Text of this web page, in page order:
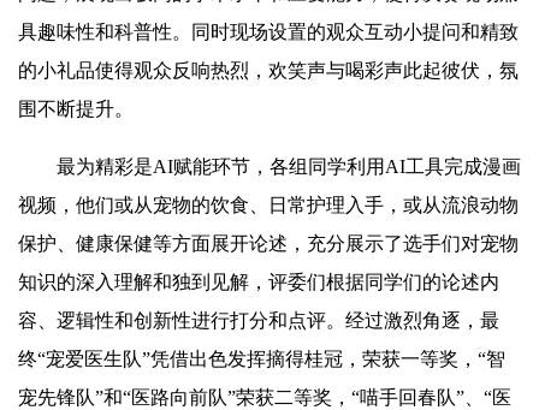
具趣味性和科普性。同时现场设置的观众互动小提问和精致
的小礼品使得观众反响热烈，欢笑声与喝彩声此起彼伏，氛
围不断提升。
最为精彩是AI赋能环节，各组同学利用AI工具完成漫画
视频，他们或从宠物的饮食、日常护理入手，或从流浪动物
保护、健康保健等方面展开论述，充分展示了选手们对宠物
知识的深入理解和独到见解，评委们根据同学们的论述内
容、逻辑性和创新性进行打分和点评。经过激烈角逐，最
终“宠爱医生队”凭借出色发挥摘得桂冠，荣获一等奖，“智
宠先锋队”和“医路向前队”荣获二等奖，“喵手回春队”、“医